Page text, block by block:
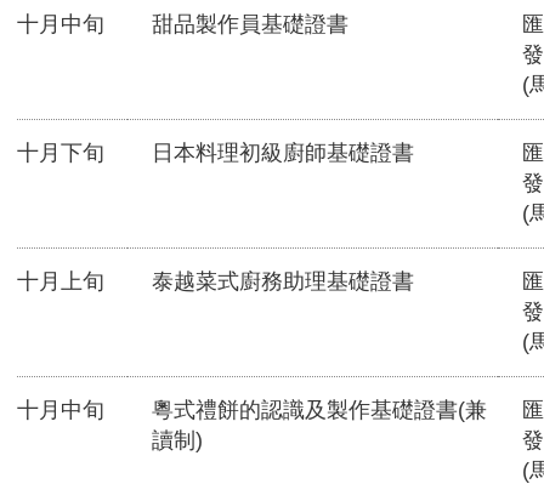
十月中旬 甜品製作員基礎證書
(
十月下旬 日本料理初級廚師基礎證書
(
十月上旬 泰越菜式廚務助理基礎證書
(
十月中旬
粵式禮餅的認識及製作基礎證書(兼
讀制)
(